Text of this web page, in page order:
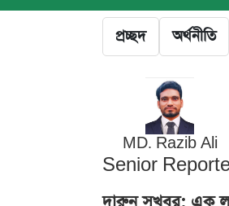
প্রচ্ছদ অর্থনীতি
MD. Razib Ali
Senior